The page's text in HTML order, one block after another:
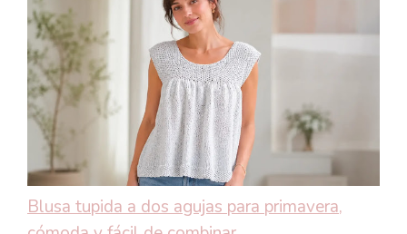
Blusa tupida a dos agujas para primavera,